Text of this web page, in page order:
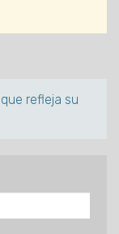
refleja su